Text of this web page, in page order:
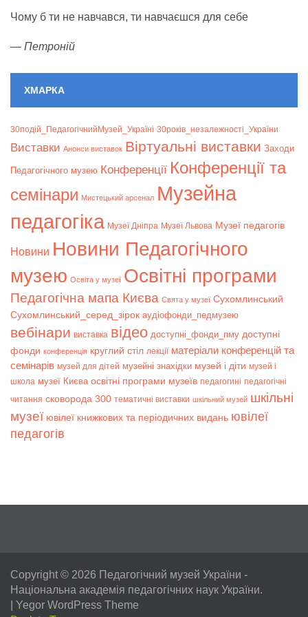
Чому б ти не навчався, ти навчаєшся для себе
— Петроній
ХМАРКА
30подій_ПедагогічнийМузей_Україні 30років_незалежності_України
Bиставки Анонси виставок Віртуальні виставки Заходи
Педагогічного музею Конференції Конференції та
семінари Мистецький арсенал Музейна
педагогіка Музеї Дніпра Музеї Львова Музеї педагогів
Новини Новини Педагогічного
музею Освіта у музеї Освітні програми
Педагогічна мапа Києва Свята у музеї Сухомлинський
Сухомлинський_серед_зірок аудіофонди_педмузею
вебінари виставка відео доступні_фонди_пму доступні
фонди конференція круглий стіл лекції матеріали конференцій та
семінарів музей для дітей музейні знахідки музей і діти музей і
школа музеї Києва освітні програми музеїв педагогині педагогічні
читання сковорода 300 тематичні виставки шкільний музей шкільні
музеї ювілеї книжкових та періодичних видань ювілеї
педагогів
Copyright © 2026 Педагогічний музей України -
Національна академія педагогічних наук України.
Yegor WordPress Theme